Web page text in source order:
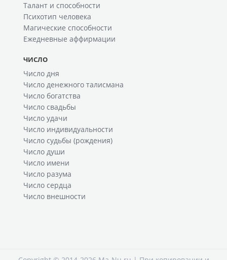
Талант и способности
Психотип человека
Магические способности
Ежедневные аффирмации
ЧИСЛО
Число дня
Число денежного талисмана
Число богатства
Число свадьбы
Число удачи
Число индивидуальности
Число судьбы (рождения)
Число души
Число имени
Число разума
Число сердца
Число внешности